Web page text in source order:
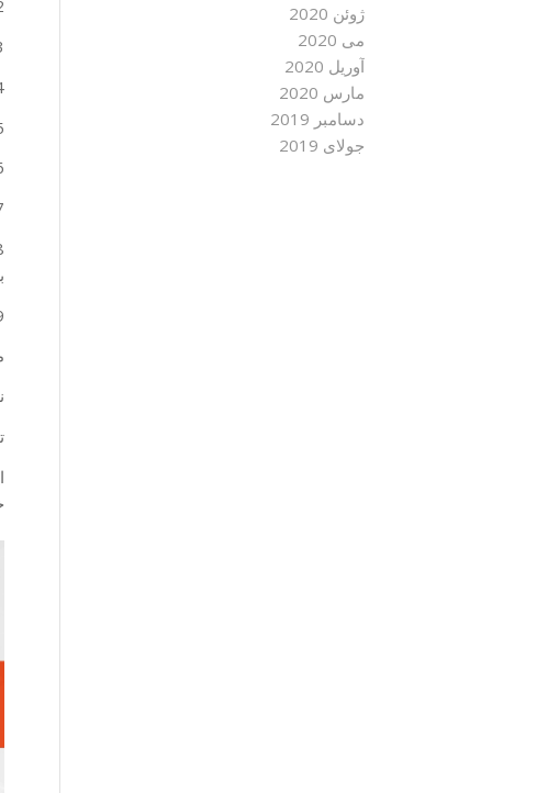
3.اگر میوه نیاز
4.سپس اقدام به
5.میوه ها را
6.سینی
7.سپس با دما و زمان
9.بعد از خشک شدن میوه ها
ژوئن 2020
می 2020
آوریل 2020
مارس 2020
دسامبر 2019
جولای 2019